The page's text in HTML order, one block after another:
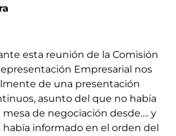
esta reunión de la Comisión
Empresarial nos
de una presentación
asunto del que no había
mesa de negociación desde…. y
informado en el orden del